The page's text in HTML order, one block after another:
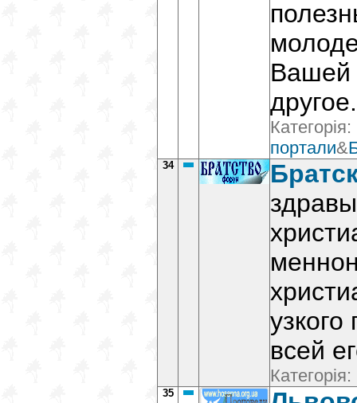
Вашей
Категорія:
портали&
34
всей
Категорія:
35